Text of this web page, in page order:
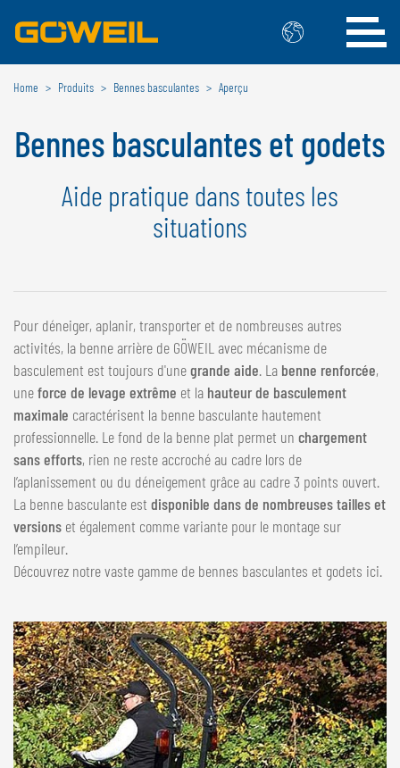
Choisissez votre langue/votre pays
INTERNATIONAL
GÖWEIL
ESPAÑOL
BELGIQUE
GÖWEIL BNL
NEDERLANDS
FRANÇAIS
DEUTSCH
SUISSE
GÖWEIL Schweiz
DEUTSCH
Home Produits Bennes basculantes Aperçu
Bennes basculantes et godets
Aide pratique dans toutes les
situations
Pour déneiger, aplanir, transporter et de nombreuses autres
activités, la benne arrière de GÖWEIL avec mécanisme de
basculement est toujours d'unegrande aide. La benne renforcée,
uneforce de levage extrême et la hauteur de basculement
maximale caractérisent la benne basculante hautement
professionnelle. Le fond de la benne plat permet un chargement
sans efforts, rien ne reste accroché au cadre lors de
l’aplanissement ou du déneigement grâce au cadre 3 points ouvert.
La benne basculante est disponible dans de nombreuses tailles et
versions et également comme variante pour le montage sur
l’empileur.
Découvrez notre vaste gamme de bennes basculantes et godets ici.